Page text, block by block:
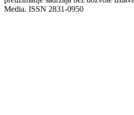
Media. ISSN 2831-0950